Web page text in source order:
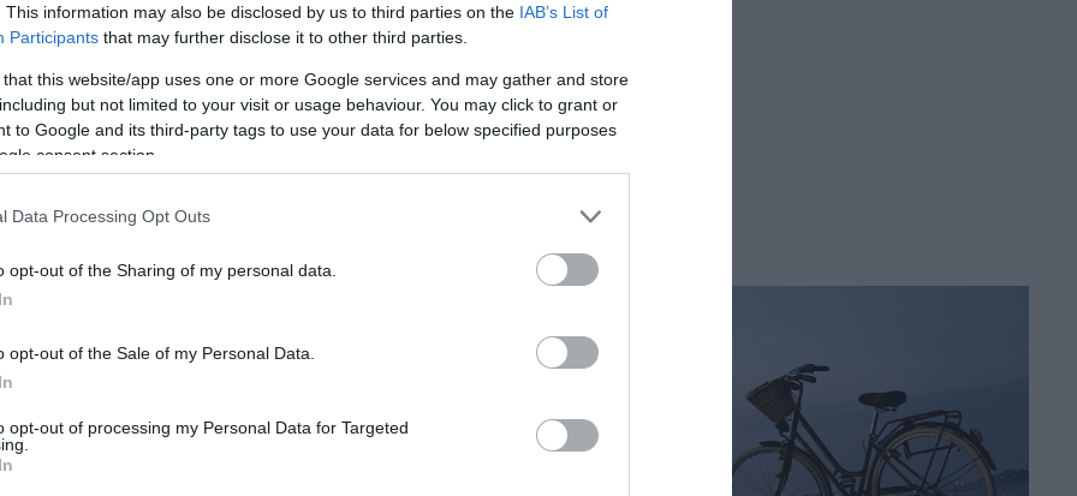
This information may also be disclosed by us to third parties on the IAB’s List of
Participants that may further disclose it to other third parties.
that this website/app uses one or more Google services and may gather and store
but not limited to your visit or usage behaviour. You may click to grant or
to Google and its third-party tags to use your data for below specified purposes
consent section.
Data Processing Opt Outs
opt-out of the Sharing of my personal data.
opt-out of the Sale of my Personal Data.
opt-out of processing my Personal Data for Targeted
lakás eladására. Az ingatlan szép
megfeledkezett egy fontos
forrásként a Google Keresőben!
összevetésekor kiszűrték azt több mint százmillió
belvárosában megszerzett egy nagy értékű lakást. Az